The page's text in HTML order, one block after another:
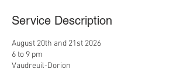
Service Description
August 20th and 21st 2026
6 to 9 pm
Vaudreuil-Dorion